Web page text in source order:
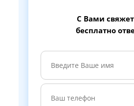
С Вами
бесплатно